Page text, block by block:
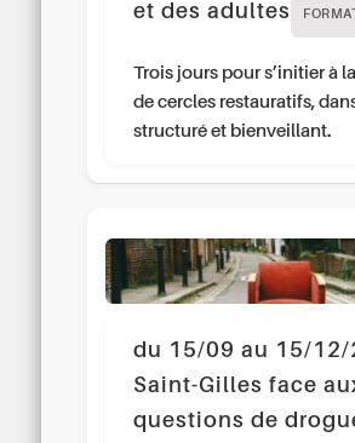
et des adultes
Trois jours pour s’initier à
de cercles restauratifs,
structuré et bienveillant.
du 15/09 au 15/12/
Saint-Gilles face
questions de